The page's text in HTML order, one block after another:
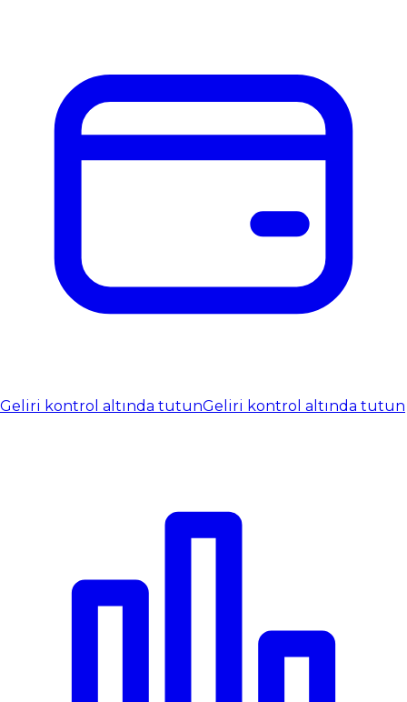
Geliri kontrol altında tutunGeliri kontrol altında tutun